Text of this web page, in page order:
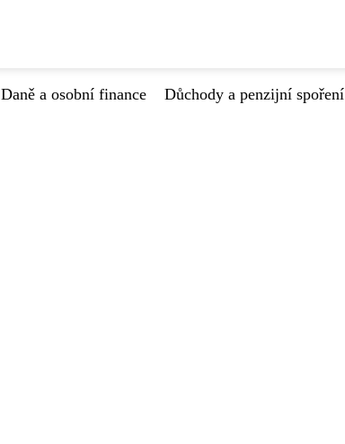
Daně a osobní finance Důchody a penzijní spoření